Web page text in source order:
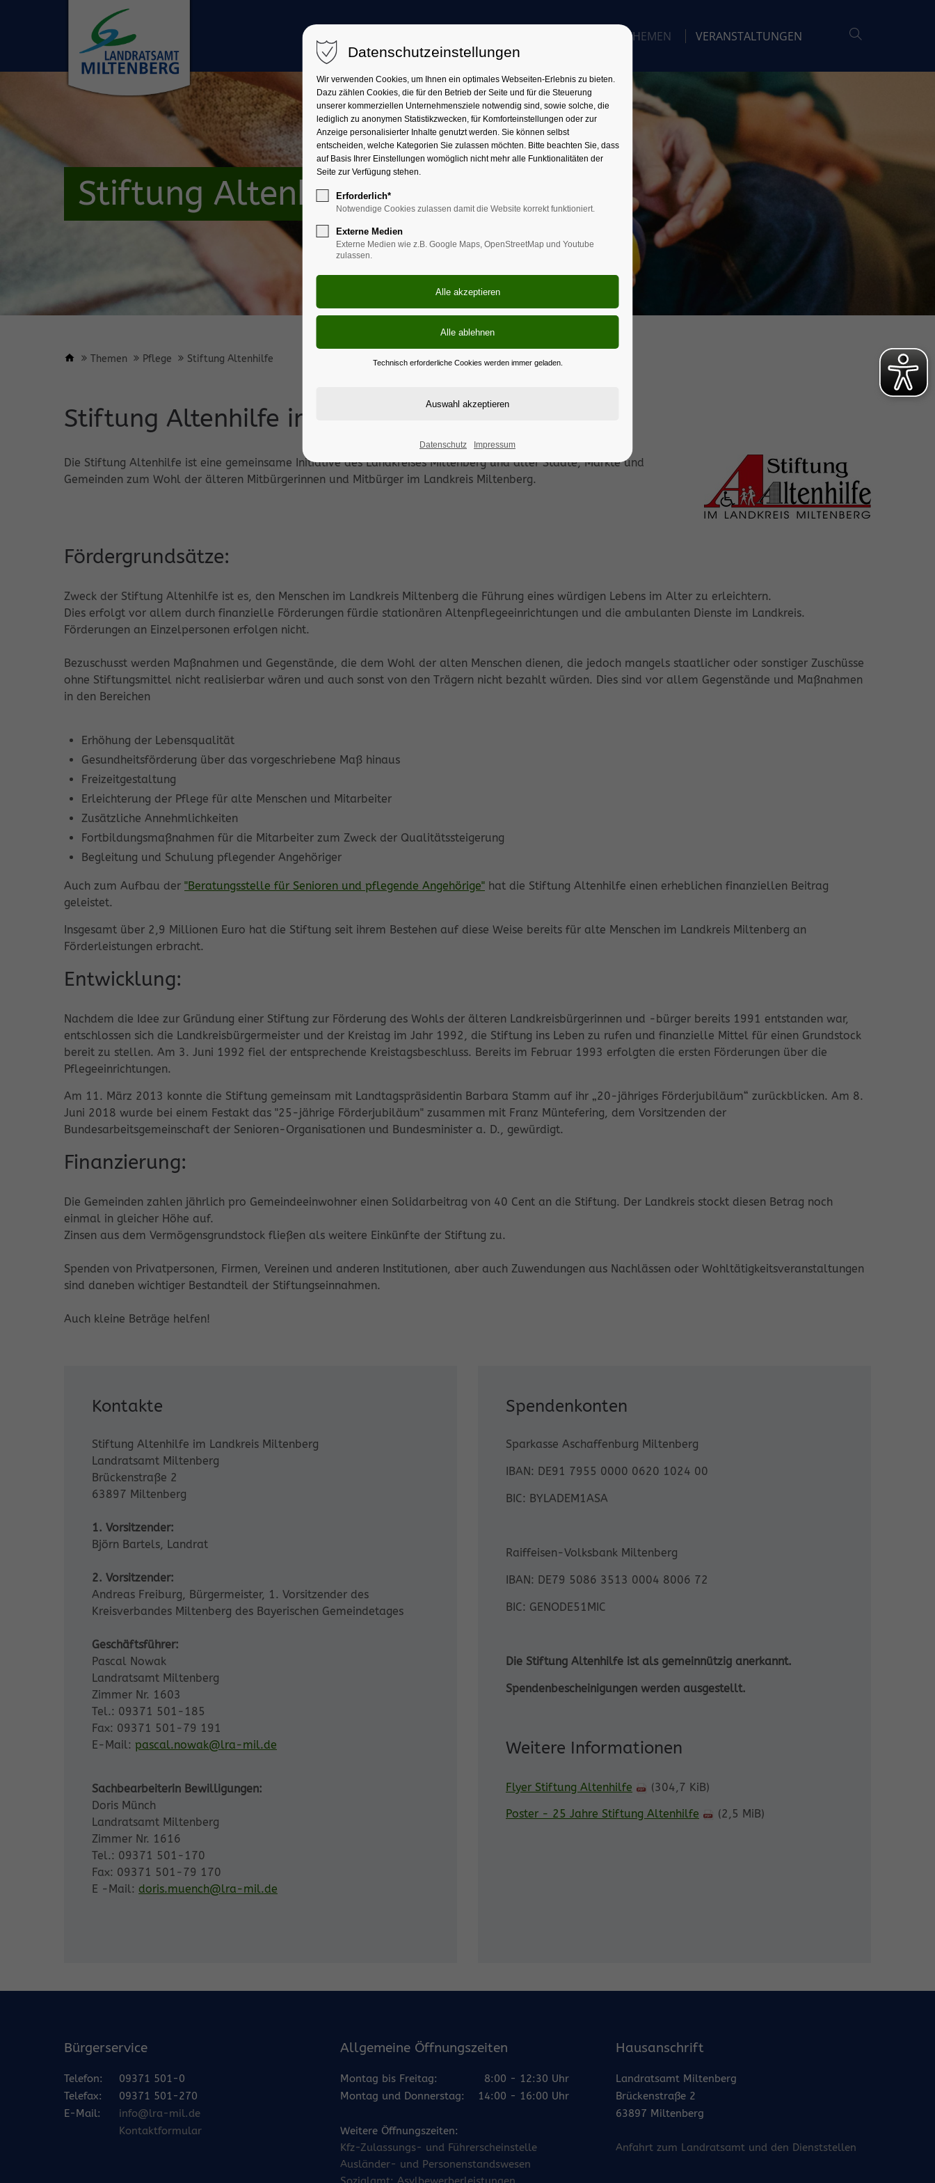
THEMEN VERANSTALTUNGEN
Stiftung Altenhilfe
Themen Pflege Stiftung Altenhilfe
Stiftung Altenhilfe im Landkreis Miltenberg
Die Stiftung Altenhilfe ist eine gemeinsame Initiative des Landkreises Miltenberg und aller Städte, Märkte und
Gemeinden zum Wohl der älteren Mitbürgerinnen und Mitbürger im Landkreis Miltenberg.
Fördergrundsätze:
Zweck der Stiftung Altenhilfe ist es, den Menschen im Landkreis Miltenberg die Führung eines würdigen Lebens im Alter zu erleichtern.
Dies erfolgt vor allem durch finanzielle Förderungen fürdie stationären Altenpflegeeinrichtungen und die ambulanten Dienste im Landkreis.
Förderungen an Einzelpersonen erfolgen nicht.
Bezuschusst werden Maßnahmen und Gegenstände, die dem Wohl der alten Menschen dienen, die jedoch mangels staatlicher oder sonstiger Zuschüsse
ohne Stiftungsmittel nicht realisierbar wären und auch sonst von den Trägern nicht bezahlt würden. Dies sind vor allem Gegenstände und Maßnahmen
in den Bereichen
Erhöhung der Lebensqualität
Gesundheitsförderung über das vorgeschriebene Maß hinaus
Freizeitgestaltung
Erleichterung der Pflege für alte Menschen und Mitarbeiter
Zusätzliche Annehmlichkeiten
Fortbildungsmaßnahmen für die Mitarbeiter zum Zweck der Qualitätssteigerung
Begleitung und Schulung pflegender Angehöriger
Auch zum Aufbau der "Beratungsstelle für Senioren und pflegende Angehörige" hat die Stiftung Altenhilfe einen erheblichen finanziellen Beitrag
geleistet.
Insgesamt über 2,9 Millionen Euro hat die Stiftung seit ihrem Bestehen auf diese Weise bereits für alte Menschen im Landkreis Miltenberg an
Förderleistungen erbracht.
Entwicklung:
Nachdem die Idee zur Gründung einer Stiftung zur Förderung des Wohls der älteren Landkreisbürgerinnen und -bürger bereits 1991 entstanden war,
entschlossen sich die Landkreisbürgermeister und der Kreistag im Jahr 1992, die Stiftung ins Leben zu rufen und finanzielle Mittel für einen Grundstock
bereit zu stellen. Am 3. Juni 1992 fiel der entsprechende Kreistagsbeschluss. Bereits im Februar 1993 erfolgten die ersten Förderungen über die
Pflegeeinrichtungen.
Am 11. März 2013 konnte die Stiftung gemeinsam mit Landtagspräsidentin Barbara Stamm auf ihr „20-jähriges Förderjubiläum“ zurückblicken. Am 8.
Juni 2018 wurde bei einem Festakt das "25-jährige Förderjubiläum" zusammen mit Franz Müntefering, dem Vorsitzenden der
Bundesarbeitsgemeinschaft der Senioren-Organisationen und Bundesminister a. D., gewürdigt.
Finanzierung:
Die Gemeinden zahlen jährlich pro Gemeindeein­wohner einen Solidarbeitrag von 40 Cent an die Stiftung. Der Landkreis stockt diesen Betrag noch
einmal in gleicher Höhe auf.
Zinsen aus dem Vermögensgrundstock fließen als weitere Einkünfte der Stiftung zu.
Spenden von Privatpersonen, Firmen, Vereinen und anderen Institutionen, aber auch Zuwendungen aus Nachlässen oder Wohltätigkeitsveranstaltungen
sind daneben wichtiger Bestandteil der Stiftungseinnahmen.
Auch kleine Beträge helfen!
Kontakte
Stiftung Altenhilfe im Landkreis Miltenberg
Landratsamt Miltenberg
Brückenstraße 2
63897 Miltenberg
1. Vorsitzender:
Björn Bartels, Landrat
2. Vorsitzender:
Andreas Freiburg, Bürgermeister, 1. Vorsitzender des
Kreisverbandes Miltenberg des Bayerischen Gemeindetages
Geschäftsführer:
Pascal Nowak
Landratsamt Miltenberg
Zimmer Nr. 1603
Tel.: 09371 501-185
Fax: 09371 501-79 191
E-Mail: pascal.nowak@lra-mil.de
Sachbearbeiterin Bewilligungen:
Doris Münch
Landratsamt Miltenberg
Zimmer Nr. 1616
Tel.: 09371 501-170
Fax: 09371 501-79 170
E -Mail: doris.muench@lra-mil.de
Spendenkonten
Sparkasse Aschaffenburg Miltenberg
IBAN: DE91 7955 0000 0620 1024 00
BIC: BYLADEM1ASA
Raiffeisen-Volksbank Miltenberg
IBAN: DE79 5086 3513 0004 8006 72
BIC: GENODE51MIC
Die Stiftung Altenhilfe ist als gemeinnützig anerkannt.
Spendenbescheinigungen werden ausgestellt.
Weitere Informationen
Flyer Stiftung Altenhilfe
(304,7 KiB)
Poster - 25 Jahre Stiftung Altenhilfe
(2,5 MiB)
Bürgerservice
Telefon:
09371 501-0
Telefax:
09371 501-270
E-Mail:
info@lra-mil.de
Kontaktformular
Allgemeine Öffnungszeiten
Montag bis Freitag:
8:00 - 12:30 Uhr
Montag und Donnerstag:
14:00 - 16:00 Uhr
Weitere Öffnungszeiten:
Kfz-Zulassungs- und Führerscheinstelle
Ausländer- und Personenstandswesen
Hausanschrift
Landratsamt Miltenberg
Brückenstraße 2
63897 Miltenberg
Anfahrt zum Landratsamt und den Dienststellen
Datenschutzeinstellungen
Wir verwenden Cookies, um Ihnen ein optimales Webseiten-Erlebnis zu bieten.
Dazu zählen Cookies, die für den Betrieb der Seite und für die Steuerung
unserer kommerziellen Unternehmensziele notwendig sind, sowie solche, die
lediglich zu anonymen Statistikzwecken, für Komforteinstellungen oder zur
Anzeige personalisierter Inhalte genutzt werden. Sie können selbst
entscheiden, welche Kategorien Sie zulassen möchten. Bitte beachten Sie, dass
auf Basis Ihrer Einstellungen womöglich nicht mehr alle Funktionalitäten der
Seite zur Verfügung stehen.
Erforderlich*
Notwendige Cookies zulassen damit die Website korrekt funktioniert.
Externe Medien
Externe Medien wie z.B. Google Maps, OpenStreetMap und Youtube
zulassen.
Technisch erforderliche Cookies werden immer geladen.
Datenschutz Impressum